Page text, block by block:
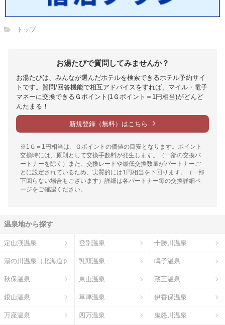
トップ
お湯たびで質問してみませんか？
お湯たびは、みんなが選んだホテルを検索できるホテル予約サイ
トです。質問/回答機能で相互アドバイスをすれば、マイル・電子
マネーに交換できるＧポイント(1Ｇポイント＝1円相当)がどんど
んたまる！
新規登録（無料）はこちら
※1Ｇ＝1円相当は、Ｇポイントの価値の目安となります。ポイント
交換時には、原則として交換手数料が発生します。（一部の交換パ
ートナーを除く）また、交換レートや最低交換数量がパートナーご
とに設定されているため、実質的には1円相当を下回ります。（一部
下回らない場合もございます）詳細は各パートナー毎の交換詳細ペ
ージをご確認ください。
温泉地から探す
定山渓温泉 登別温泉 十勝川温泉
湯の川温泉（北海道） 乳頭温泉 鳴子温泉
秋保温泉 東山温泉 蔵王温泉
銀山温泉 草津温泉 伊香保温泉
万座温泉 四万温泉 鬼怒川温泉